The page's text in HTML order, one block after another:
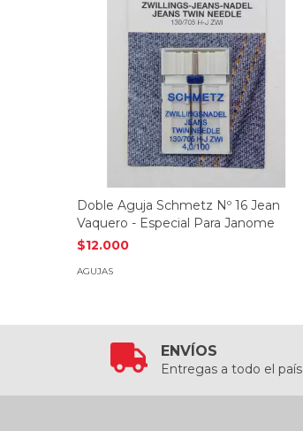
Doble Aguja Schmetz Nº 16 Jean
Vaquero - Especial Para Janome
$12.000
AGUJAS
ENVÍOS
Entregas a todo el país